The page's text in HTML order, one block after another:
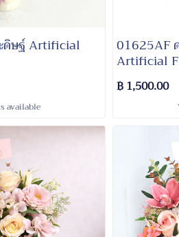
ดิษฐ์ Artificial
available
01625AF​
Artificial
฿ 1,500.00